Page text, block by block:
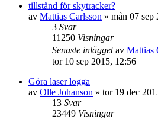
tillstånd för skytracker?
av Mattias Carlsson » mån 07 sep
3 Svar
11250 Visningar
Senaste inläggetav Mattias
tor 10 sep 2015, 12:56
Göra laser logga
av Olle Johanson » tor 19 dec
13 Svar
23449 Visningar